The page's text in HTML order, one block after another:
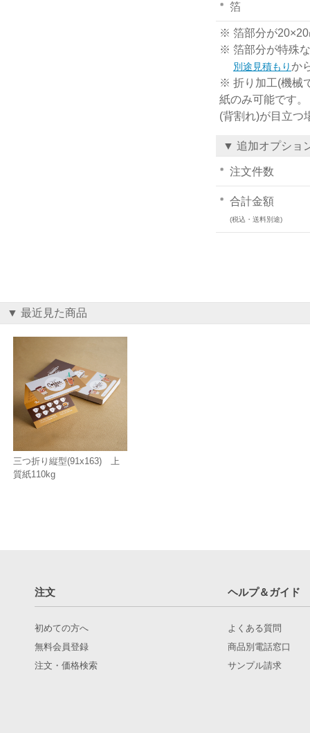
箔
※ 箔部分が20×20
※ 箔部分が特殊
別途見積もりか
※ 折り加工(機械
紙のみ可能です
(背割れ)が目立つ
▼ 追加オプショ
注文件数
合計金額
(税込・送料別途)
▼ 最近見た商品
三つ折り縦型(91x163) 上
質紙110kg
注文 ヘルプ＆ガイド
初めての方へ
無料会員登録
注文・価格検索
よくある質問
商品別電話窓口
サンプル請求